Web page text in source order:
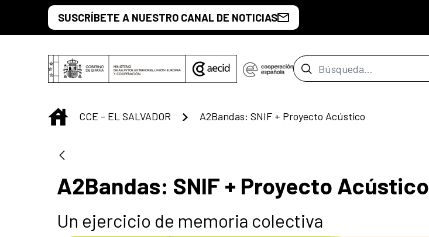
Saltar al contenido principal
SUSCRÍBETE A NUESTRO CANAL DE NOTICIAS
Barra de búsqueda
INICIO
CCE - EL SALVADOR A2Bandas: SNIF + Proyecto Acústico
A2Bandas: SNIF + Proyecto Acústico
Un ejercicio de memoria colectiva